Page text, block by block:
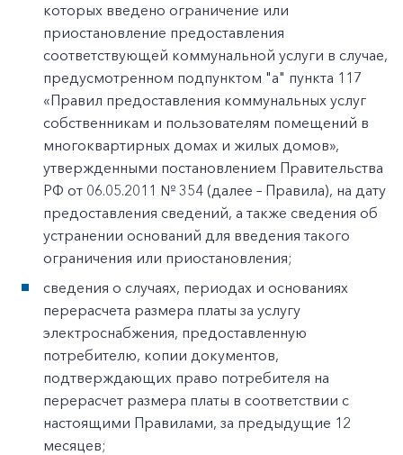
которых введено ограничение или
приостановление предоставления
соответствующей коммунальной услуги в случае,
предусмотренном подпунктом "а" пункта 117
«Правил предоставления коммунальных услуг
собственникам и пользователям помещений в
многоквартирных домах и жилых домов»,
утвержденными постановлением Правительства
РФ от 06.05.2011 № 354 (далее – Правила), на дату
предоставления сведений, а также сведения об
устранении оснований для введения такого
ограничения или приостановления;
сведения о случаях, периодах и основаниях
перерасчета размера платы за услугу
электроснабжения, предоставленную
потребителю, копии документов,
подтверждающих право потребителя на
перерасчет размера платы в соответствии с
настоящими Правилами, за предыдущие 12
месяцев;